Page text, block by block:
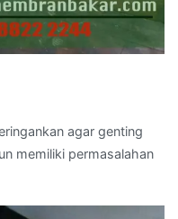
agar genting
memiliki permasalahan